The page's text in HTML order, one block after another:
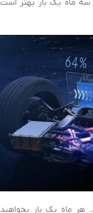
ماه یک بار بهتر است
هر ماه یک بار بخواهید